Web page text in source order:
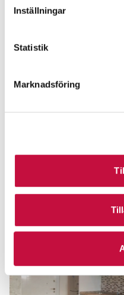
Inställningar
Statistik
Marknadsföring